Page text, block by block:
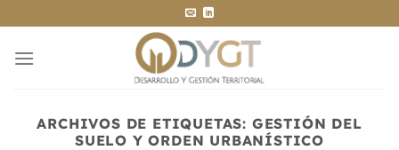
al
contenido
ARCHIVOS DE ETIQUETAS: GESTIÓN DEL
SUELO Y ORDEN URBANÍSTICO